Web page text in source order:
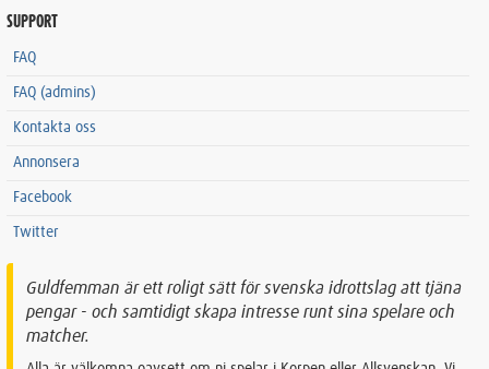
SUPPORT
FAQ
FAQ (admins)
Kontakta oss
Annonsera
Facebook
Twitter
Guldfemman är ett roligt sätt för svenska idrottslag att tjäna
pengar - och samtidigt skapa intresse runt sina spelare och
matcher.